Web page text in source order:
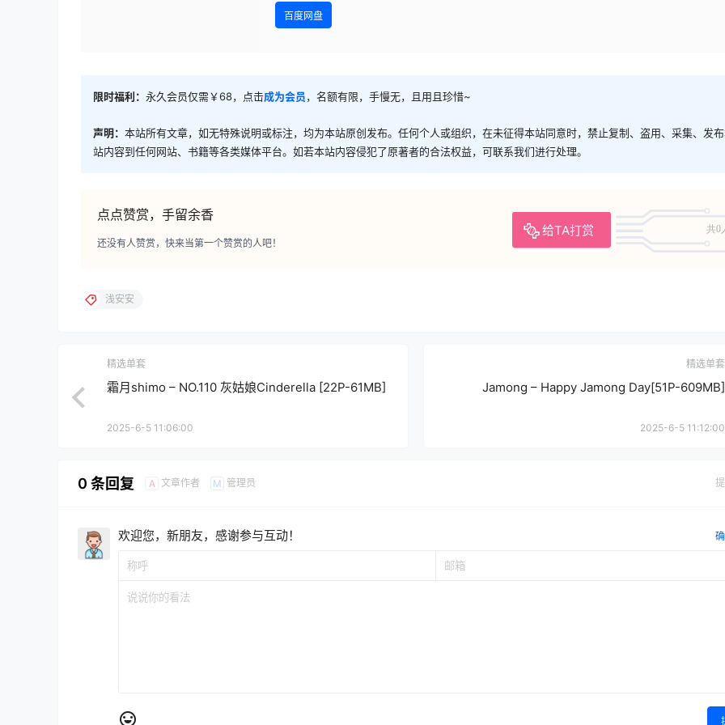
百度网盘
限时福利： 永久会员仅需￥68，点击成为会员，名额有限，手慢无，且用且珍惜~
声明： 本站所有文章，如无特殊说明或标注，均为本站原创发布。任何个人或组织，在未征得本站同意时，禁止复制、盗用、采集、发
站内容到任何网站、书籍等各类媒体平台。如若本站内容侵犯了原著者的合法权益，可联系我们进行处理。
点点赞赏，手留余香
给TA打赏 共0
还没有人赞赏，快来当第一个赞赏的人吧！
浅安安
精选单套
霜月shimo – NO.110 灰姑娘Cinderella [22P-61MB]
2025-6-5 11:06:00
精选单套
Jamong – Happy Jamong Day[51P-609MB]
2025-6-5 11:12:00
0 条回复 A 文章作者 M 管理员
欢迎您，新朋友，感谢参与互动！